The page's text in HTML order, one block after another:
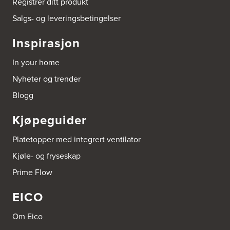
Brusveen Snekkerverksted AS
Bergabygdvegen 35
Tel.:61-340006
Brødrene Dahl A/S
Postboks 6146, Etterstad
Tel.:
Bygg Innredning A/S
Thiisabakken 13
4010 Stavanger
Tel.:
51-530085
Bygger'n Onstad
1533 Moss
Salgs- og leveringsbetingelser
Inspirasjon
In your home
Nyheter og trender
Blogg
Kjøpeguider
Platetopper med integrert ventilator
Kjøle- og fryseskap
Prime Flow
EICO
Om Eico